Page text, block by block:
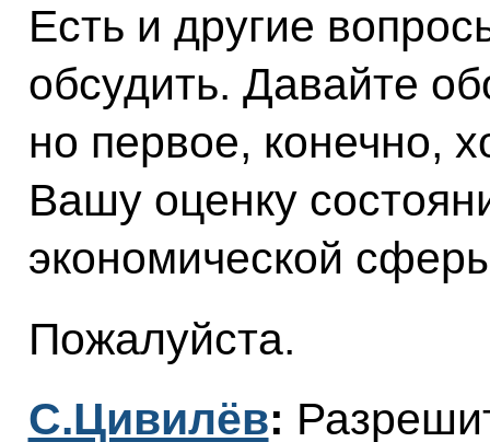
Есть и другие
обсудить. Давайте
но первое, конечно,
Вашу оценку
экономической
Пожалуйста.
С.Цивилёв: